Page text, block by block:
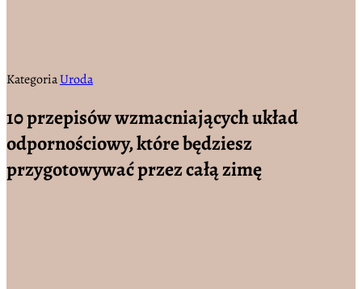
KategoriaUroda
10 przepisów wzmacniających układ
odpornościowy, które będziesz
przygotowywać przez całą zimę